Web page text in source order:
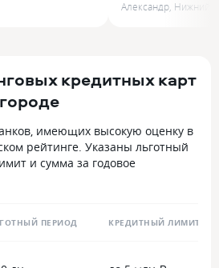
Visa
чтобы
карте.
Геннадий.
вежливо
чем именно
сразу понял
23780₽
не
большое
Александр Нижний
кредитных карт
имеющих высокую оценку в
рейтинге. Указаны льготный
и сумма за годовое
ПЕРИОД КРЕДИТНЫЙ ЛИМИТ